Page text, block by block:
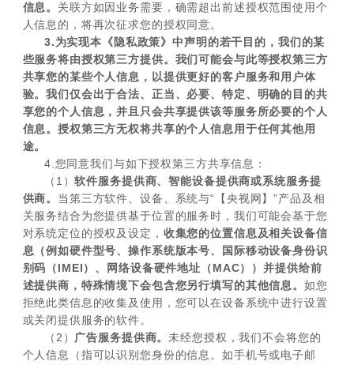
信息。 关联方如因业务需要，确需超出前述授权范围使用个
人信息的，将再次征求您的授权同意。
3.为实现本《隐私政策》中声明的若干目的，我们的某
些服务将由授权第三方提供。我们可能会与此等授权第三方
共享您的某些个人信息，以提供更好的客户服务和用户体
验。我们仅会出于合法、正当、必要、特定、明确的目的共
享您的个人信息，并且只会共享提供该等服务所必要的个人
信息。授权第三方无权将共享的个人信息用于任何其他用
途。
4.您同意我们与如下授权第三方共享信息：
（1）软件服务提供商、智能设备提供商或系统服务提
供商。 当第三方软件、设备、系统与“【央视网】”产品及相
关服务结合为您提供基于位置的服务时，我们可能会基于您
对系统定位的授权及设定， 收集您的位置信息及相关设备信
息（例如硬件型号、操作系统版本号、国际移动设备身份识
别码（IMEI）、网络设备硬件地址（MAC））并提供给前
述提供商，特殊情境下会包含您另行填写的其他信息。如您
拒绝此类信息的收集及使用，您可以在设备系统中进行设置
或关闭提供服务的软件。
（2） 广告服务提供商。未经您授权，我们不会将您的
个人信息（指可以识别您身份的信息。如手机号或电子邮